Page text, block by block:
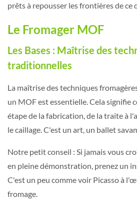
prêts à repousser les frontières de ce
Le Fromager MOF
Les Bases : Maîtrise des
traditionnelles
La maîtrise des techniques
un MOF est essentielle. Cela signifie
étape de la fabrication, de la traite à
le caillage. C'est un art, un ballet
Notre petit conseil : Si jamais vous
en pleine démonstration, prenez un
C'est un peu comme voir Picasso à
fromage.